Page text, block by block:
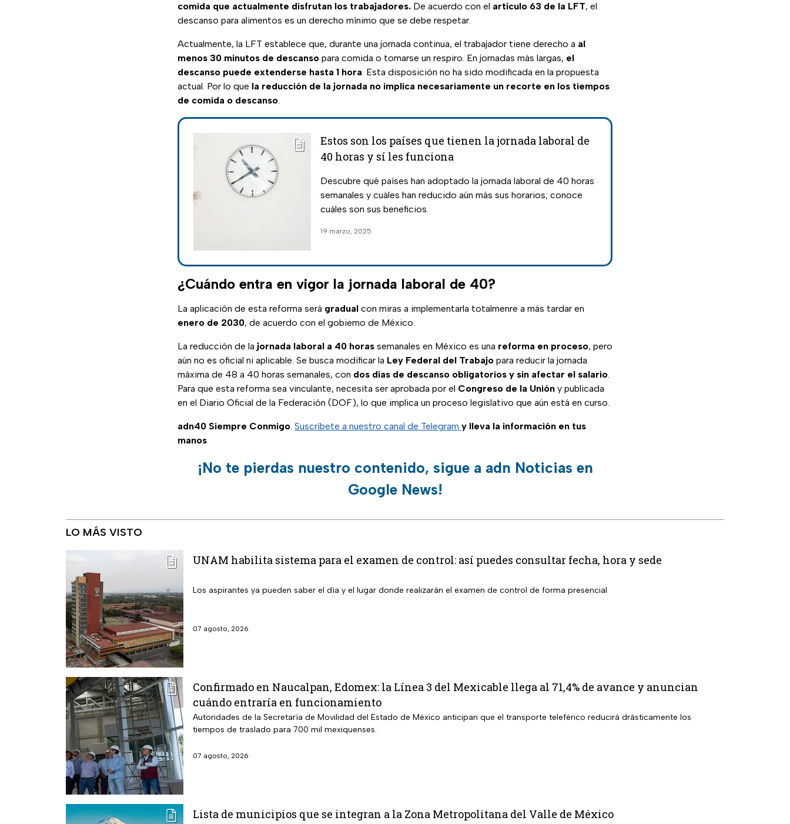
comida que actualmente disfrutan los trabajadores. De acuerdo con el artículo 63 de la LFT, el
descanso para alimentos es un derecho mínimo que se debe respetar.
Actualmente, la LFT establece que, durante una jornada continua, el trabajador tiene derecho a al
menos 30 minutos de descanso para comida o tomarse un respiro. En jornadas más largas, el
descanso puede extenderse hasta 1 hora. Esta disposición no ha sido modificada en la propuesta
actual. Por lo que la reducción de la jornada no implica necesariamente un recorte en los tiempos
de comida o descanso.
Estos son los países que tienen la jornada laboral de
40 horas y sí les funciona
Descubre qué países han adoptado la jornada laboral de 40 horas
semanales y cuáles han reducido aún más sus horarios; conoce
cuáles son sus beneficios.
19 marzo, 2025
¿Cuándo entra en vigor la jornada laboral de 40?
La aplicación de esta reforma será gradual con miras a implementarla totalmenre a más tardar en
enero de 2030, de acuerdo con el gobierno de México.
La reducción de la jornada laboral a 40 horas semanales en México es una reforma en proceso, pero
aún no es oficial ni aplicable. Se busca modificar la Ley Federal del Trabajo para reducir la jornada
máxima de 48 a 40 horas semanales, con dos días de descanso obligatorios y sin afectar el salario.
Para que esta reforma sea vinculante, necesita ser aprobada por el Congreso de la Unión y publicada
en el Diario Oficial de la Federación (DOF), lo que implica un proceso legislativo que aún está en curso.
adn40 Siempre Conmigo. Suscríbete a nuestro canal de Telegram y lleva la información en tus
manos
¡No te pierdas nuestro contenido, sigue a adn Noticias en
Google News!
LO MÁS VISTO
UNAM habilita sistema para el examen de control: así puedes consultar fecha, hora y sede
Los aspirantes ya pueden saber el día y el lugar donde realizarán el examen de control de forma presencial
07 agosto, 2026
Confirmado en Naucalpan, Edomex: la Línea 3 del Mexicable llega al 71,4% de avance y anuncian
cuándo entraría en funcionamiento
Autoridades de la Secretaría de Movilidad del Estado de México anticipan que el transporte teleférico reducirá drásticamente los
tiempos de traslado para 700 mil mexiquenses.
07 agosto, 2026
Lista de municipios que se integran a la Zona Metropolitana del Valle de México